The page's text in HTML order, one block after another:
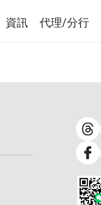
資訊 代理/分行